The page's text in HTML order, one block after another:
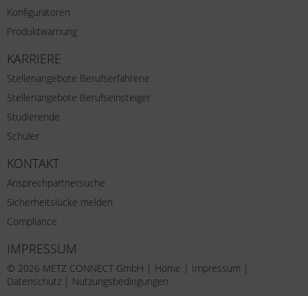
Konfiguratoren
Produktwarnung
KARRIERE
Stellenangebote Berufserfahrene
Stellenangebote Berufseinsteiger
Studierende
Schüler
KONTAKT
Ansprechpartnersuche
Sicherheitslücke melden
Compliance
IMPRESSUM
© 2026 METZ CONNECT GmbH | Home | Impressum |
Datenschutz | Nutzungsbedingungen